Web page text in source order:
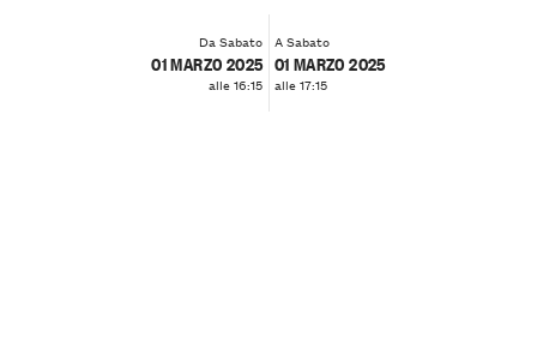
Da Sabato
01 MARZO 2025
alle 16:15
A Sabato
01 MARZO 2025
alle 17:15